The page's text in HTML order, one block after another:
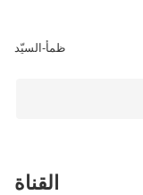
ظمأ-السيّد
القناة